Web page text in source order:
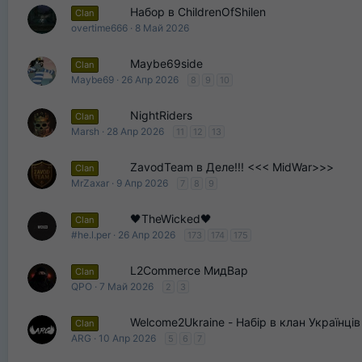
Clan Набор в ChildrenOfShilen
overtime666 8 Май 2026
Clan Maybe69side
Maybe69 26 Апр 2026 8 9 10
Clan NightRiders
Marsh 28 Апр 2026 11 12 13
Clan ZavodTeam в Деле!!! <<< MidWar>>>
MrZaxar 9 Апр 2026 7 8 9
Clan 🖤TheWicked🖤
#he.l.per 26 Апр 2026 173 174 175
Clan L2Commerce МидВар
QPO 7 Май 2026 2 3
Clan Welcome2Ukraine - Набір в клан
ARG 10 Апр 2026 5 6 7